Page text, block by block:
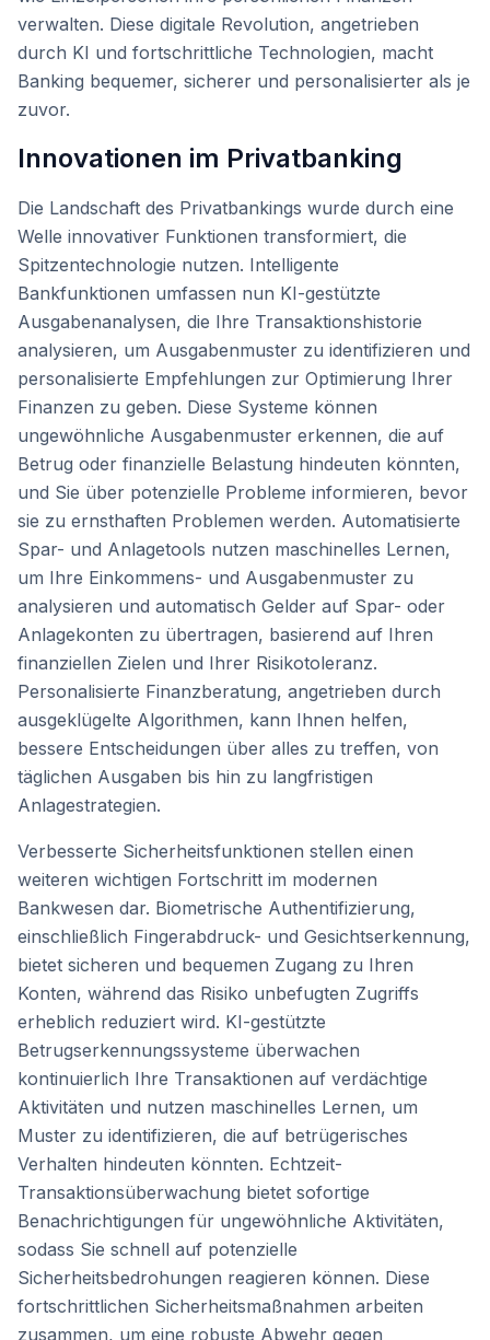
verwalten. Diese digitale Revolution, angetrieben
durch KI und fortschrittliche Technologien, macht
Banking bequemer, sicherer und personalisierter als je
zuvor.
Innovationen im Privatbanking
Die Landschaft des Privatbankings wurde durch eine
Welle innovativer Funktionen transformiert, die
Spitzentechnologie nutzen. Intelligente
Bankfunktionen umfassen nun KI-gestützte
Ausgabenanalysen, die Ihre Transaktionshistorie
analysieren, um Ausgabenmuster zu identifizieren und
personalisierte Empfehlungen zur Optimierung Ihrer
Finanzen zu geben. Diese Systeme können
ungewöhnliche Ausgabenmuster erkennen, die auf
Betrug oder finanzielle Belastung hindeuten könnten,
und Sie über potenzielle Probleme informieren, bevor
sie zu ernsthaften Problemen werden. Automatisierte
Spar- und Anlagetools nutzen maschinelles Lernen,
um Ihre Einkommens- und Ausgabenmuster zu
analysieren und automatisch Gelder auf Spar- oder
Anlagekonten zu übertragen, basierend auf Ihren
finanziellen Zielen und Ihrer Risikotoleranz.
Personalisierte Finanzberatung, angetrieben durch
ausgeklügelte Algorithmen, kann Ihnen helfen,
bessere Entscheidungen über alles zu treffen, von
täglichen Ausgaben bis hin zu langfristigen
Anlagestrategien.
Verbesserte Sicherheitsfunktionen stellen einen
weiteren wichtigen Fortschritt im modernen
Bankwesen dar. Biometrische Authentifizierung,
einschließlich Fingerabdruck- und Gesichtserkennung,
bietet sicheren und bequemen Zugang zu Ihren
Konten, während das Risiko unbefugten Zugriffs
erheblich reduziert wird. KI-gestützte
Betrugserkennungssysteme überwachen
kontinuierlich Ihre Transaktionen auf verdächtige
Aktivitäten und nutzen maschinelles Lernen, um
Muster zu identifizieren, die auf betrügerisches
Verhalten hindeuten könnten. Echtzeit-
Transaktionsüberwachung bietet sofortige
Benachrichtigungen für ungewöhnliche Aktivitäten,
sodass Sie schnell auf potenzielle
Sicherheitsbedrohungen reagieren können. Diese
fortschrittlichen Sicherheitsmaßnahmen arbeiten
zusammen, um eine robuste Abwehr gegen